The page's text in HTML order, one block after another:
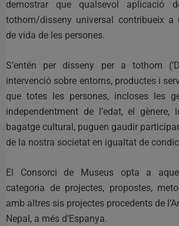
demostrar que qualsevol aplicació
tothom/disseny universal contribueix
de vida de les persones.
S’entén per disseny per a tothom
intervenció sobre entorns, productes i
que totes les persones, incloses les
independentment de l’edat, el
bagatge cultural, puguen gaudir
de la nostra societat en igualtat de
El Consorci de Museus opta a
categoria de projectes, propostes,
amb altres sis projectes procedents de
Nepal, a més d’Espanya.